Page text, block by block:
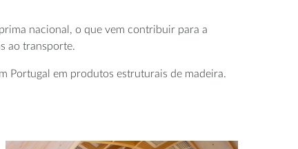
nacional, o que vem contribuir para a
ao transporte.
Portugal em produtos estruturais de madeira.